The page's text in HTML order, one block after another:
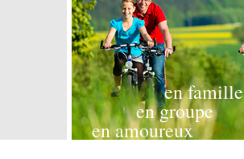
en famille
en groupe
en amoureux